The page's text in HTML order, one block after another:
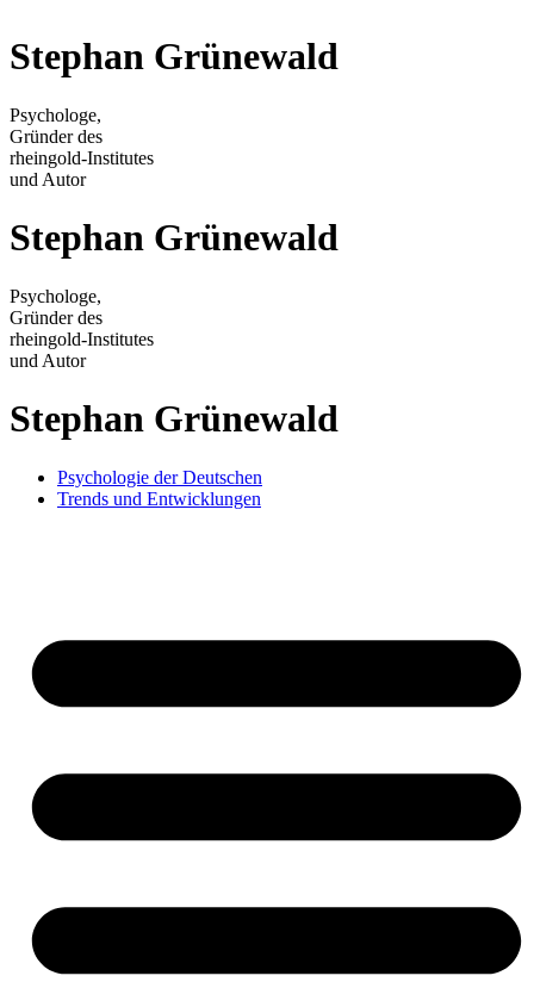
Stephan Grünewald
Psychologe,
Gründer des
rheingold-Institutes
und Autor
Stephan Grünewald
Psychologe,
Gründer des
rheingold-Institutes
und Autor
Stephan Grünewald
Psychologie der Deutschen
Trends und Entwicklungen